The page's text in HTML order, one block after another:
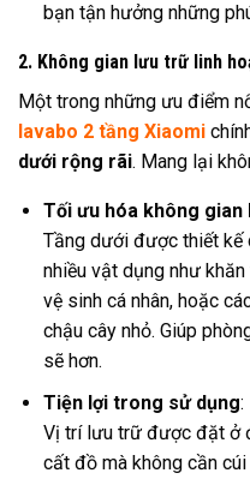
bạn tận hưởng những
2. Không gian lưu trữ linh
Một trong những ưu điểm
lavabo 2 tầng Xiaomi
dưới rộng rãi. Mang lại
Tối ưu hóa không
Tầng dưới được thiết kế
nhiều vật dụng như
vệ sinh cá nhân, hoặc
chậu cây nhỏ. Giúp
sẽ hơn.
Tiện lợi trong sử dụng:
Vị trí lưu trữ được đặt ở
cất đồ mà không cần